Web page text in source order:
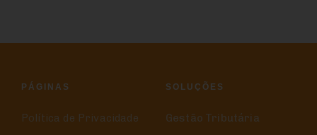
PÁGINAS
Política de Privacidade
SOLUÇÕES
Gestão Tributária